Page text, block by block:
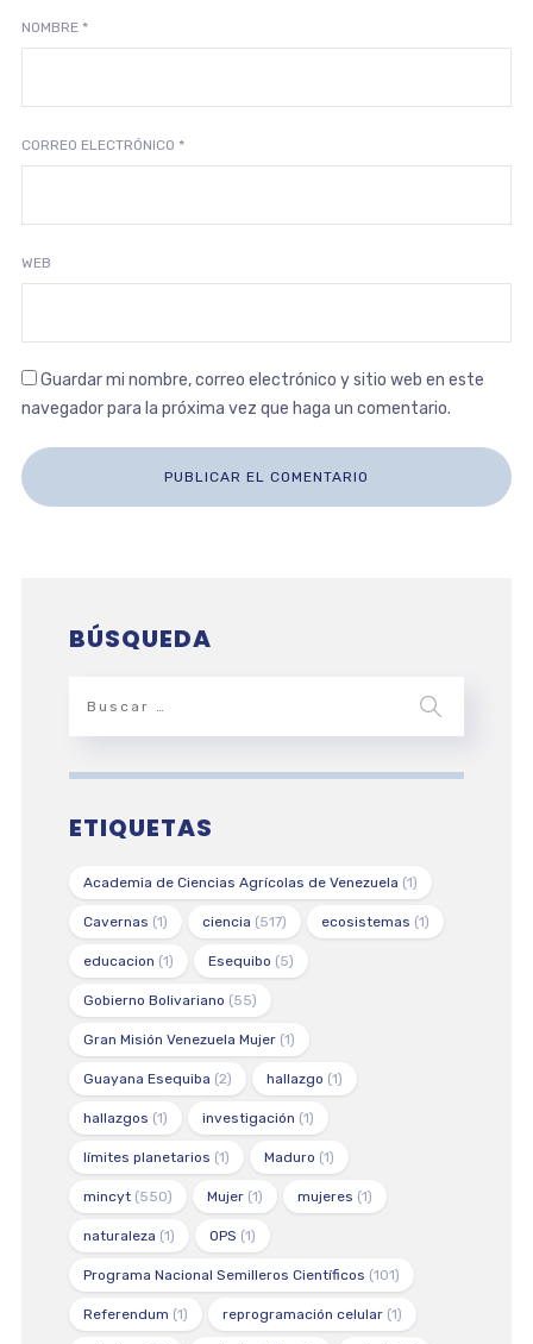
NOMBRE *
CORREO ELECTRÓNICO *
WEB
Guardar mi nombre, correo electrónico y sitio web en este
navegador para la próxima vez que haga un comentario.
BÚSQUEDA
ETIQUETAS
Academia de Ciencias Agrícolas de Venezuela (1)
Cavernas (1) ciencia (517) ecosistemas (1)
educacion (1) Esequibo (5)
Gobierno Bolivariano (55)
Gran Misión Venezuela Mujer(1)
Guayana Esequiba (2) hallazgo (1)
hallazgos (1) investigación (1)
límites planetarios (1) Maduro (1)
mincyt(550) Mujer(1) mujeres (1)
naturaleza (1) OPS (1)
Programa Nacional Semilleros Científicos (101)
Referendum (1) reprogramación celular(1)